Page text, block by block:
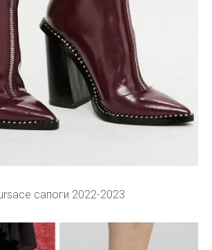
сапоги 2022-2023